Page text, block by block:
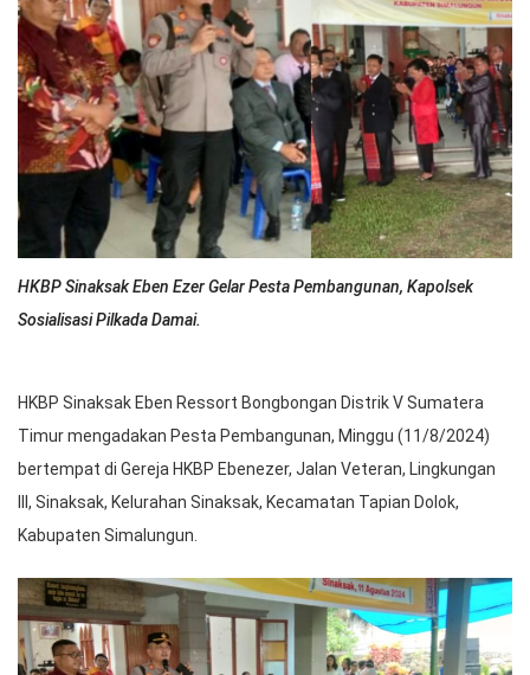
HKBP Sinaksak Eben Ezer Gelar Pesta Pembangunan, Kapolsek
Sosialisasi Pilkada Damai.
HKBP Sinaksak Eben Ressort Bongbongan Distrik V Sumatera
Timur mengadakan Pesta Pembangunan, Minggu (11/8/2024)
bertempat di Gereja HKBP Ebenezer, Jalan Veteran, Lingkungan
III, Sinaksak, Kelurahan Sinaksak, Kecamatan Tapian Dolok,
Kabupaten Simalungun.